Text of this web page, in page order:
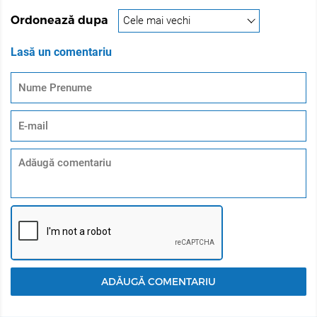
rezistenta. În plus, face parul mai străluctor. Este un
booster profesional pentru nuanțe de violet și roșu
excelente și de lungă durată.
KERATIN INFUSION COMPLEX protejează și hrănește
părul în timpul aplicării vopselei. Keratina – o
componenta esențială a părului – penetreaza profund
firul de par împreună cu pigmenții. Deci, echilibrează
structura naturală a părului chiar în timpul vopsirii. Mai
mult decât atât, COMPLEXUL de KERATINĂ întărește
părul din interior și îi umple structura. Proteina
Micropigmenti - o performanță mai bună de depunere a
micropigmenților de ultimă generație ce oferă parului
nuante de o intensitate profunda și strălucire.
Compozitia optima
Ceara de albine și uleiul de cocos oferă suplimentar
cremozitate consistentei vopselei, iar amestecarea și
Ordonează dupa
Lasă un comentariu
ADĂUGĂ COMENTARIU